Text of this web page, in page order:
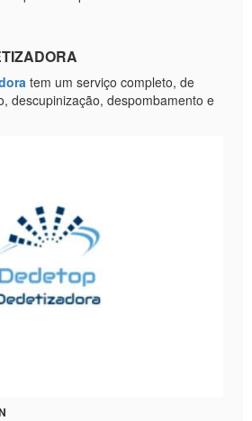
tem um serviço completo, de
descupinização, despombamento e